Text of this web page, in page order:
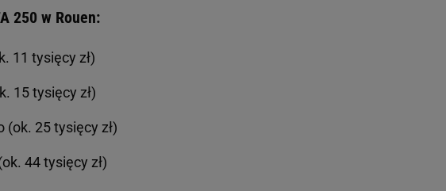
250 w Rouen:
11 tysięcy zł)
15 tysięcy zł)
(ok. 25 tysięcy zł)
44 tysięcy zł)